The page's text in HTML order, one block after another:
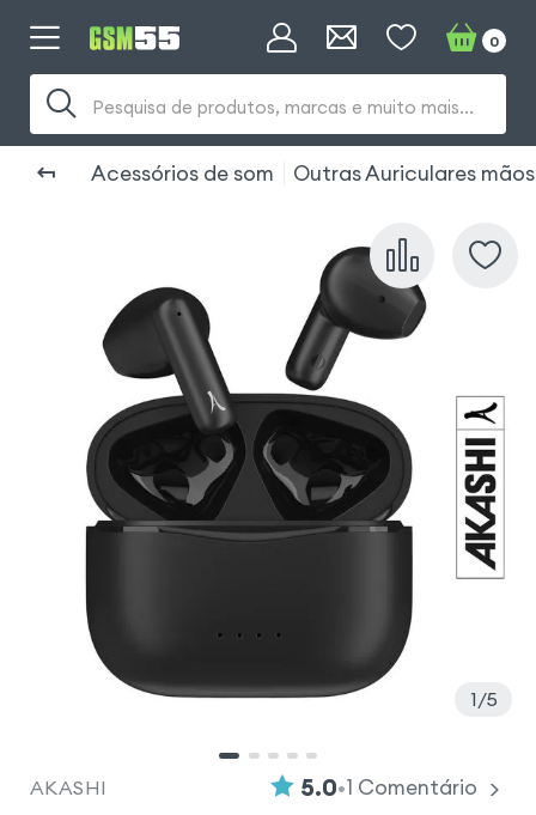
Pesquisa de produtos, marcas e muito mais...
0
Acessórios de som Outras Auriculares
1 5
AKASHI 5.0•1 Comentário